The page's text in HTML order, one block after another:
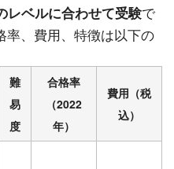
レベルに合わせて受験で
率、費用、特徴は以下の
難
易
度
合格率
（2022
年）
費用（税
込）